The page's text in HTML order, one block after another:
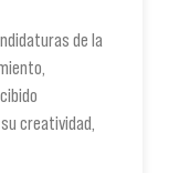
de la
creatividad,